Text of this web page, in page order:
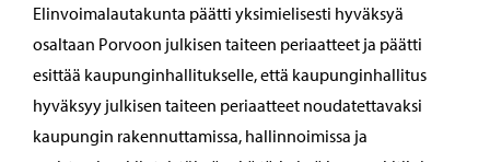
Elinvoimalautakunta päätti yksimielisesti hyväksyä
osaltaan Porvoon julkisen taiteen periaatteet ja päätti
esittää kaupunginhallitukselle, että kaupunginhallitus
hyväksyy julkisen taiteen periaatteet noudatettavaksi
kaupungin rakennuttamissa, hallinnoimissa ja